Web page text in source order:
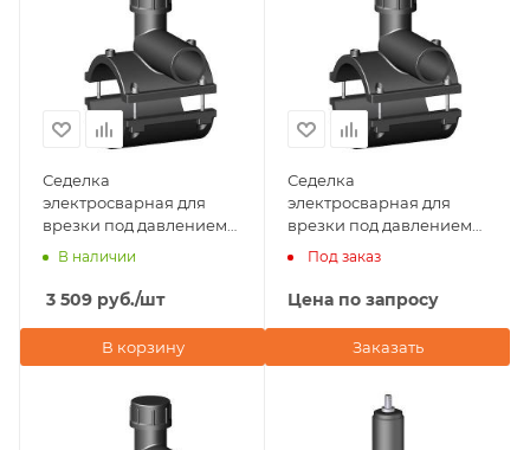
Седелка
электросварная для
врезки под давлением
63х40 NTG Plastik
В наличии
3 509 руб./шт
В корзину
Седелка
электросварная для
врезки под давлением
63х25 NTG Plastik
Под заказ
Цена по запросу
Заказать